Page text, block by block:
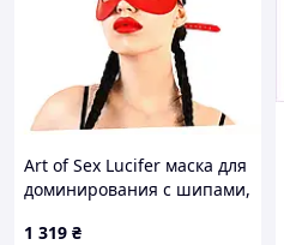
Art of Sex Lucifer маска для
доминирования с шипами,
1 319 ₴